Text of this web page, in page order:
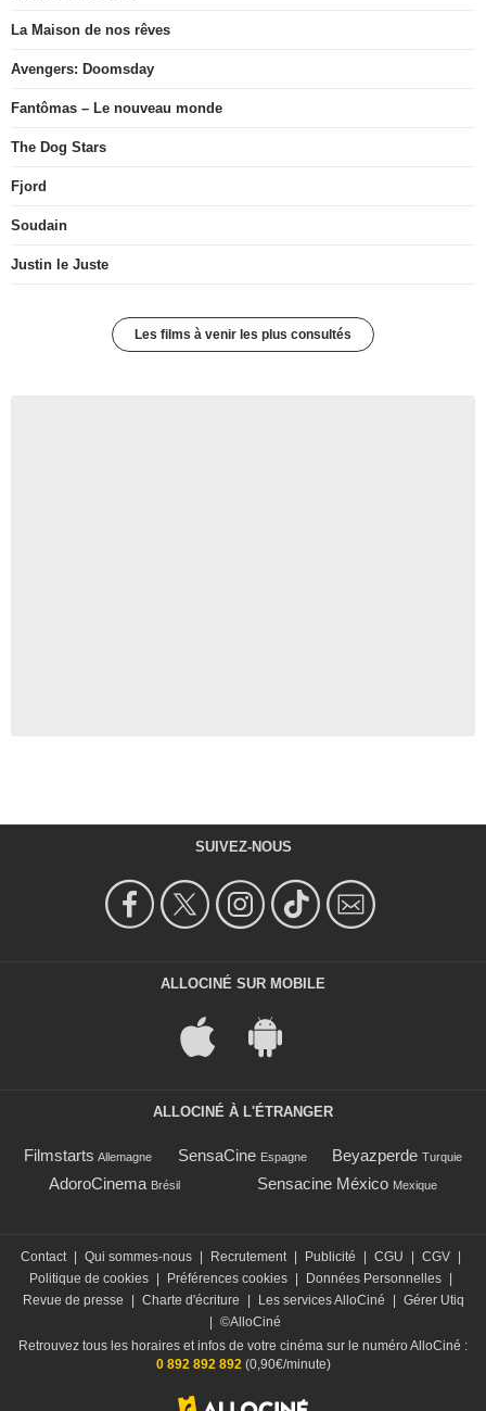
La Maison de nos rêves
Avengers: Doomsday
Fantômas – Le nouveau monde
The Dog Stars
Fjord
Soudain
Justin le Juste
Les films à venir les plus consultés
SUIVEZ-NOUS
ALLOCINÉ SUR MOBILE
ALLOCINÉ À L'ÉTRANGER
Filmstarts Allemagne SensaCine Espagne Beyazperde Turquie
AdoroCinema Brésil Sensacine México Mexique
Contact | Qui sommes-nous | Recrutement | Publicité | CGU | CGV |
Politique de cookies | Préférences cookies | Données Personnelles |
Revue de presse
| Charte d'écriture | Les services AlloCiné | Gérer Utiq
| ©AlloCiné
Retrouvez tous les horaires et infos de votre cinéma sur le numéro AlloCiné :
0 892 892 892 (0,90€/minute)